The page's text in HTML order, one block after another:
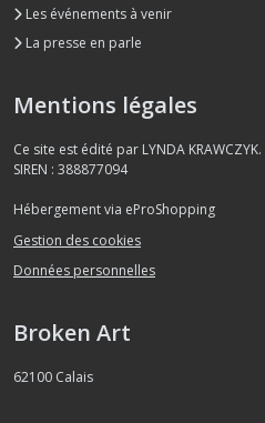
Les événements à venir
La presse en parle
Mentions légales
Ce site est édité par LYNDA KRAWCZYK.
SIREN : 388877094
Hébergement via eProShopping
Gestion des cookies
Données personnelles
Broken Art
62100 Calais